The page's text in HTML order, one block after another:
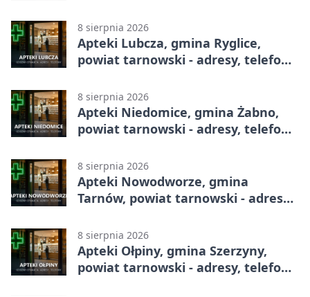
8 sierpnia 2026
Apteki Lubcza, gmina Ryglice,
powiat tarnowski - adresy, telefony,
8 sierpnia 2026
Apteki Niedomice, gmina Żabno,
powiat tarnowski - adresy, telefony,
8 sierpnia 2026
Apteki Nowodworze, gmina
Tarnów, powiat tarnowski - adresy,
8 sierpnia 2026
Apteki Ołpiny, gmina Szerzyny,
powiat tarnowski - adresy, telefony,